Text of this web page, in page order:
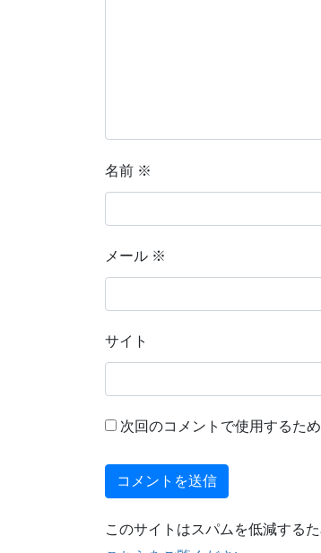
名前 ※
メール ※
サイト
次回のコメントで使用するた
このサイトはスパムを低減する